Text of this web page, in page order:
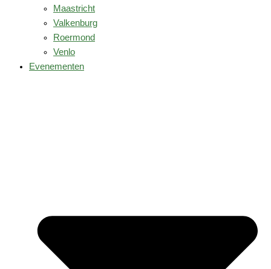
Maastricht
Valkenburg
Roermond
Venlo
Evenementen